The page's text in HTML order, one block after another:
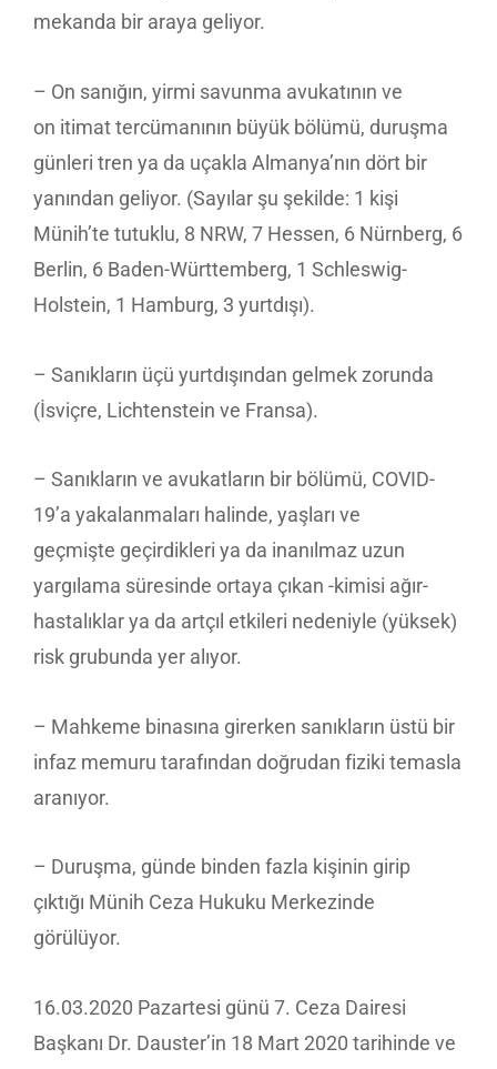
mekanda bir araya geliyor.
– On sanığın, yirmi savunma avukatının ve
on itimat tercümanının büyük bölümü, duruşma
günleri tren ya da uçakla Almanya’nın dört bir
yanından geliyor. (Sayılar şu şekilde: 1 kişi
Münih’te tutuklu, 8 NRW, 7 Hessen, 6 Nürnberg, 6
Berlin, 6 Baden-Württemberg, 1 Schleswig-
Holstein, 1 Hamburg, 3 yurtdışı).
– Sanıkların üçü yurtdışından gelmek zorunda
(İsviçre, Lichtenstein ve Fransa).
– Sanıkların ve avukatların bir bölümü, COVID-
19’a yakalanmaları halinde, yaşları ve
geçmişte geçirdikleri ya da inanılmaz uzun
yargılama süresinde ortaya çıkan -kimisi ağır-
hastalıklar ya da artçıl etkileri nedeniyle (yüksek)
risk grubunda yer alıyor.
– Mahkeme binasına girerken sanıkların üstü bir
infaz memuru tarafından doğrudan fiziki temasla
aranıyor.
– Duruşma, günde binden fazla kişinin girip
çıktığı Münih Ceza Hukuku Merkezinde
görülüyor.
16.03.2020 Pazartesi günü 7. Ceza Dairesi
Başkanı Dr. Dauster’in 18 Mart 2020 tarihinde ve